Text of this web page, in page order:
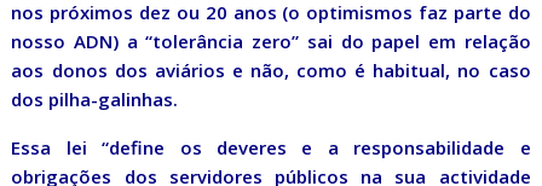
nos próximos dez ou 20 anos (o optimismos faz parte do
nosso ADN) a “tolerância zero” sai do papel em relação
aos donos dos aviários e não, como é habitual, no caso
dos pilha-galinhas.
Essa lei “define os deveres e a responsabilidade e
obrigações dos servidores públicos na sua actividade